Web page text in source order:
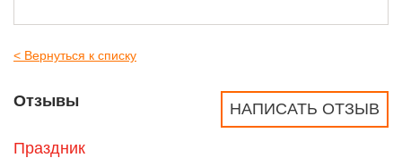
< Вернуться к списку
НАПИСАТЬ ОТЗЫВ
Отзывы
Праздник